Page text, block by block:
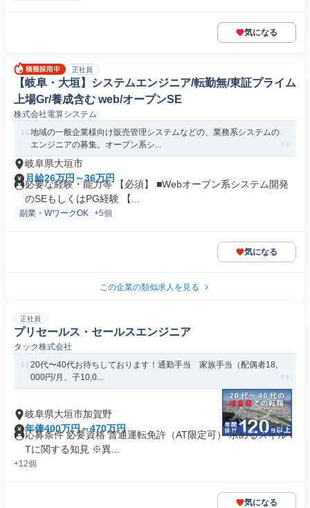
気になる
正社員
【岐阜・大垣】システムエンジニア/転勤無/東証プライム
上場Gr/養成含む web/オープンSE
株式会社電算システム
地域の一般企業様向け販売管理システムなどの、業務系システムの
エンジニアの募集。オープン系シ...
岐阜県大垣市
月給26万円～36万円
必要な経験・能力等 【必須】 ■Webオープン系システム開発
のSEもしくはPG経験 【...
副業・WワークOK +5個
気になる
この企業の類似求人を見る
正社員
プリセールス・セールスエンジニア
タック株式会社
20代〜40代お待ちしております！通勤手当 家族手当（配偶者18,
000円/月、子10,0...
岐阜県大垣市加賀野
年俸400万円～470万円
応募条件 必要資格 普通運転免許（AT限定可） 求めるスキル I
Tに関する知見 ※異...
+12個
気になる